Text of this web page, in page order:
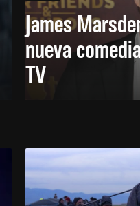
James
nueva
TV